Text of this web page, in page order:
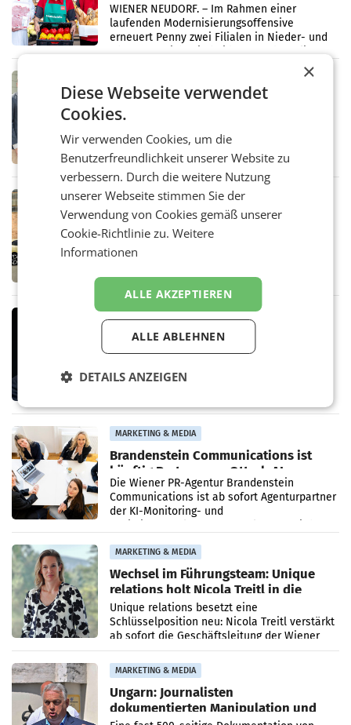
WIENER NEUDORF. – Im Rahmen einer
laufenden Modernisierungsoffensive
erneuert Penny zwei Filialen in Nieder- und
Oberösterreich. Die beiden Standorte liegen
Alles bereit für den Wechsel: Jürgen
Albrecht setzt ab 1.1.2027 auf Adeg
Zusammenarbeit zwischen Adeg und dem
Vorarlberger Kaufmann Jürgen Albrecht ist
Bundeswettbewerbsbehörde und der
Bundeskartellanwalt
MOBILITY BUSINESS
Rekordergebnis im Juli: Leapmotor
verdoppelt Auslieferungen und
überschreitet die 100.000er-Marke
– Im Juli 2026 erreichte Leapmotor einen
101.267 Fahrzeuge aus, womit sich das
Ergebnis gegenüber Juli 2025 mehr als
verdoppelte (+102
MARKETING & MEDIA
Stiftungsrat Lederer wehrt sich in
den SN gegen Vorwürfe
ORF. Am Dienstag soll im Stiftungsrat über
vorgeschlagenen Besetzungen für die
MARKETING & MEDIA
Brandenstein Communications ist
künftig Partner von OtterlyAI
Die Wiener PR-Agentur Brandenstein
Communications ist ab sofort Agenturpartner
der KI-Monitoring- und
MARKETING & MEDIA
Wechsel im Führungsteam: Unique
relations holt Nicola Treitl in die
Geschäftsleitung
Unique relations besetzt eine
Schlüsselposition neu: Nicola Treitl verstärkt
ab sofort die Geschäftsleitung der Wiener
PR-Agentur an der Seite von Josef Kalina und
Anna Kalina-Mahr.
MARKETING & MEDIA
Ungarn: Journalisten
dokumentierten Manipulation und
×
Diese Webseite verwendet
Cookies.
Wir verwenden Cookies, um die
Benutzerfreundlichkeit unserer Website zu
verbessern. Durch die weitere Nutzung
unserer Webseite stimmen Sie der
Verwendung von Cookies gemäß unserer
Cookie-Richtlinie zu.Weitere
Informationen
ALLE AKZEPTIEREN
ALLE ABLEHNEN
DETAILS ANZEIGEN